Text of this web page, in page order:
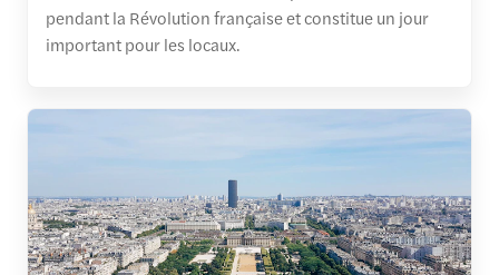
pendant la Révolution française et constitue un jour
important pour les locaux.